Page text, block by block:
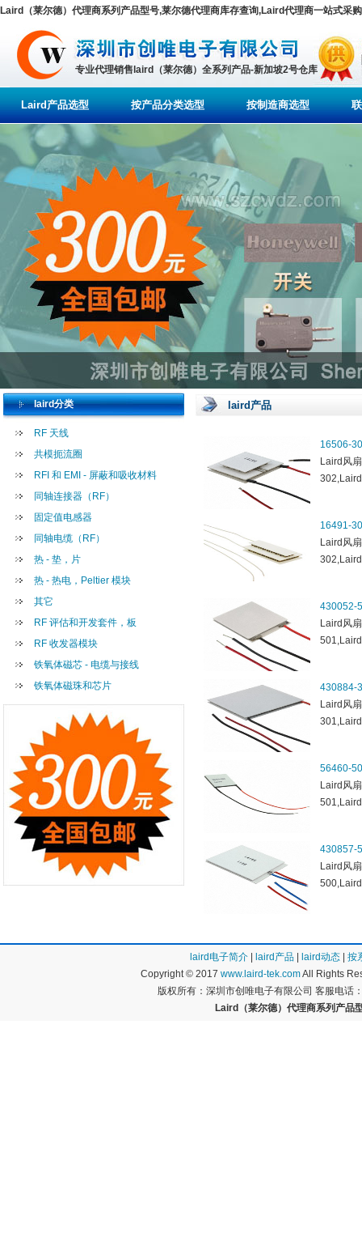
Laird（莱尔德）代理商系列产品型号,莱尔德代理商库存查询,Laird代理商一站式采购
专业代理销售laird（莱尔德）全系列产品-新加坡2号仓库
Laird产品选型 按产品分类选型 按制造商选型
laird分类
RF 天线
共模扼流圈
RFI 和 EMI - 屏蔽和吸收材料
同轴连接器（RF）
固定值电感器
同轴电缆（RF）
热 - 垫，片
热 - 热电，Peltier 模块
其它
RF 评估和开发套件，板
RF 收发器模块
铁氧体磁芯 - 电缆与接线
铁氧体磁珠和芯片
laird产品
16506-
Laird风
16491-
Laird风
430052-
Laird风
430884-
Laird风
56460-
Laird风
430857-
Laird风
laird电子简介 laird产品 laird动态
按
Copyright © 2017 www.laird-tek.comAll Rights
版权所有：深圳市创唯电子有限公司 客服电话
Laird（莱尔德）代理商系列产品